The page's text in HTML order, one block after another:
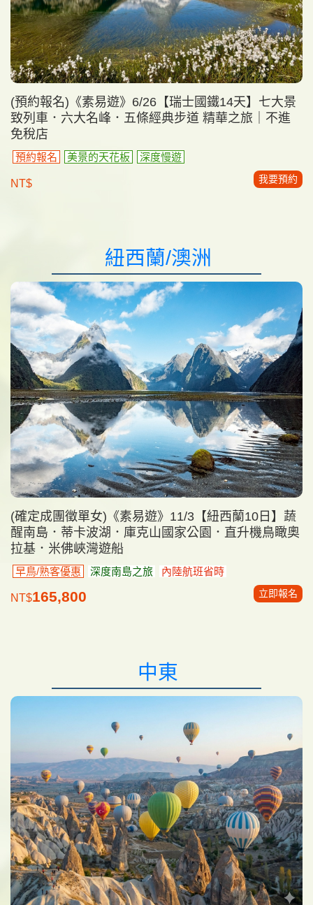
(預約報名)《素易遊》6/26【瑞士國鐵14天】七大景
致列車．六大名峰．五條經典步道 精華之旅｜不進
免稅店
預約報名 美景的天花板 深度慢遊
NT$ 我要預約
紐西蘭/澳洲
(確定成團徵單女)《素易遊》11/3【紐西蘭10日】蔬
醒南島．蒂卡波湖．庫克山國家公園．直升機鳥瞰奧
拉基．米佛峽灣遊船
早鳥/熟客優惠 深度南島之旅 內陸航班省時
NT$165,800 立即報名
中東